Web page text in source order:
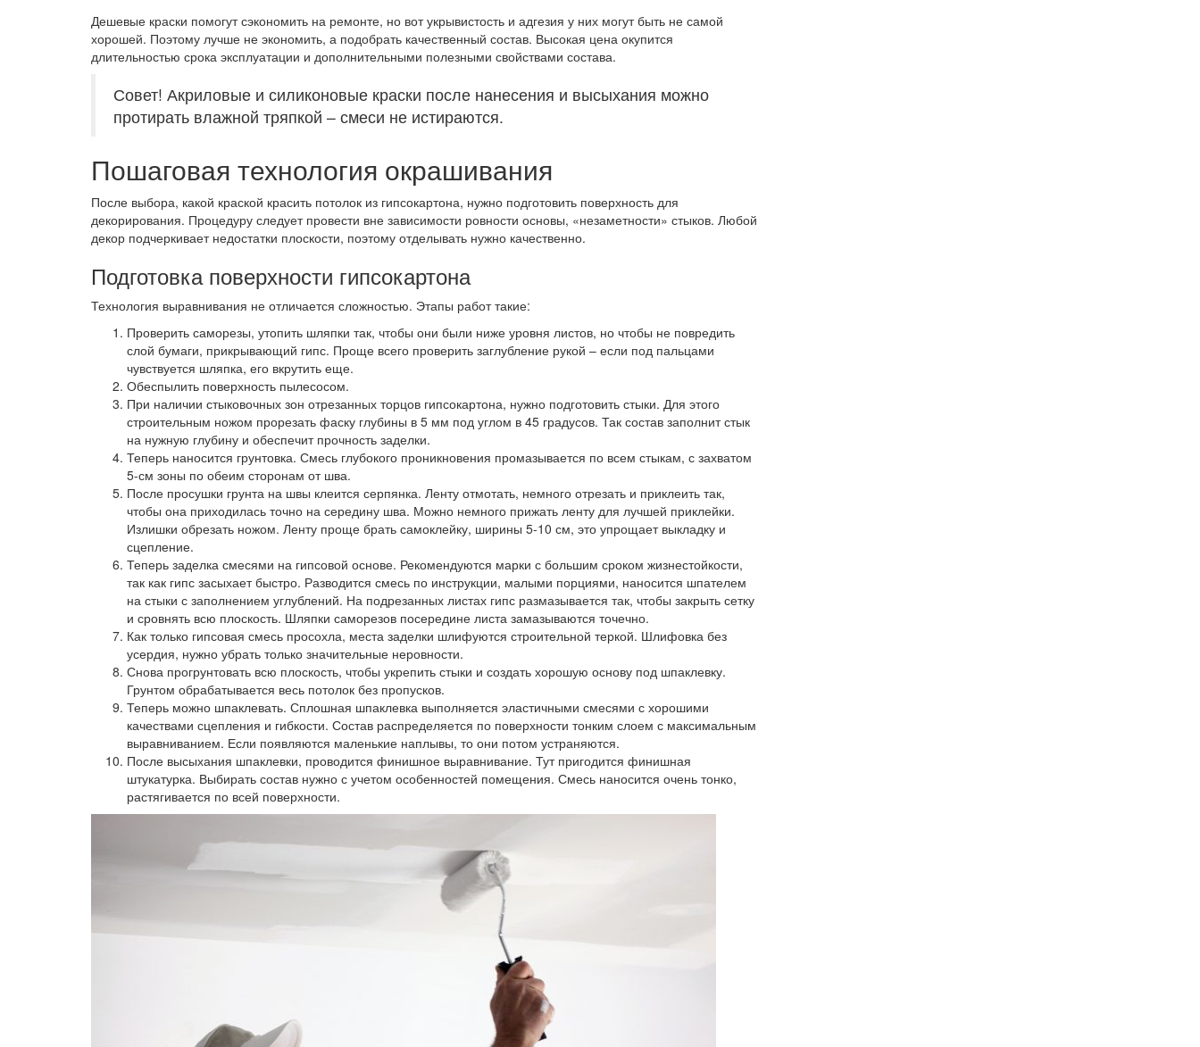
Дешевые краски помогут сэкономить на ремонте, но вот укрывистость и адгезия у них могут быть не самой
хорошей. Поэтому лучше не экономить, а подобрать качественный состав. Высокая цена окупится
длительностью срока эксплуатации и дополнительными полезными свойствами состава.
Совет! Акриловые и силиконовые краски после нанесения и высыхания можно
протирать влажной тряпкой – смеси не истираются.
Пошаговая технология окрашивания
После выбора, какой краской красить потолок из гипсокартона, нужно подготовить поверхность для
декорирования. Процедуру следует провести вне зависимости ровности основы, «незаметности» стыков. Любой
декор подчеркивает недостатки плоскости, поэтому отделывать нужно качественно.
Подготовка поверхности гипсокартона
Технология выравнивания не отличается сложностью. Этапы работ такие:
Проверить саморезы, утопить шляпки так, чтобы они были ниже уровня листов, но чтобы не повредить
слой бумаги, прикрывающий гипс. Проще всего проверить заглубление рукой – если под пальцами
чувствуется шляпка, его вкрутить еще.
Обеспылить поверхность пылесосом.
При наличии стыковочных зон отрезанных торцов гипсокартона, нужно подготовить стыки. Для этого
строительным ножом прорезать фаску глубины в 5 мм под углом в 45 градусов. Так состав заполнит стык
на нужную глубину и обеспечит прочность заделки.
Теперь наносится грунтовка. Смесь глубокого проникновения промазывается по всем стыкам, с захватом
5-см зоны по обеим сторонам от шва.
После просушки грунта на швы клеится серпянка. Ленту отмотать, немного отрезать и приклеить так,
чтобы она приходилась точно на середину шва. Можно немного прижать ленту для лучшей приклейки.
Излишки обрезать ножом. Ленту проще брать самоклейку, ширины 5-10 см, это упрощает выкладку и
сцепление.
Теперь заделка смесями на гипсовой основе. Рекомендуются марки с большим сроком жизнестойкости,
так как гипс засыхает быстро. Разводится смесь по инструкции, малыми порциями, наносится шпателем
на стыки с заполнением углублений. На подрезанных листах гипс размазывается так, чтобы закрыть сетку
и сровнять всю плоскость. Шляпки саморезов посередине листа замазываются точечно.
Как только гипсовая смесь просохла, места заделки шлифуются строительной теркой. Шлифовка без
усердия, нужно убрать только значительные неровности.
Снова прогрунтовать всю плоскость, чтобы укрепить стыки и создать хорошую основу под шпаклевку.
Грунтом обрабатывается весь потолок без пропусков.
Теперь можно шпаклевать. Сплошная шпаклевка выполняется эластичными смесями с хорошими
качествами сцепления и гибкости. Состав распределяется по поверхности тонким слоем с максимальным
выравниванием. Если появляются маленькие наплывы, то они потом устраняются.
После высыхания шпаклевки, проводится финишное выравнивание. Тут пригодится финишная
штукатурка. Выбирать состав нужно с учетом особенностей помещения. Смесь наносится очень тонко,
растягивается по всей поверхности.